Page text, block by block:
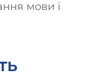
мови і